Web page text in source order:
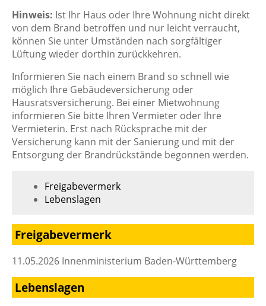
Hinweis: Ist Ihr Haus oder Ihre Wohnung nicht direkt
von dem Brand betroffen und nur leicht verraucht,
können Sie unter Umständen nach sorgfältiger
Lüftung wieder dorthin zurückkehren.
Informieren Sie nach einem Brand so schnell wie
möglich Ihre Gebäudeversicherung oder
Hausratsversicherung. Bei einer Mietwohnung
informieren Sie bitte Ihren Vermieter oder Ihre
Vermieterin. Erst nach Rücksprache mit der
Versicherung kann mit der Sanierung und mit der
Entsorgung der Brandrückstände begonnen werden.
Freigabevermerk
Lebenslagen
Freigabevermerk
11.05.2026 Innenministerium Baden-Württemberg
Lebenslagen